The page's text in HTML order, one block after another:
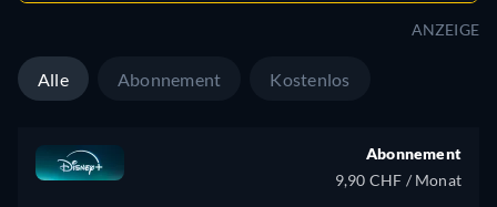
ANZEIGE
Alle Abonnement Kostenlos
Abonnement
9,90 CHF / Monat